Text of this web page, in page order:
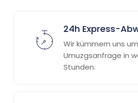
24h Express-
Wir kümmern uns
Umuzgsanfrage in
Stunden.